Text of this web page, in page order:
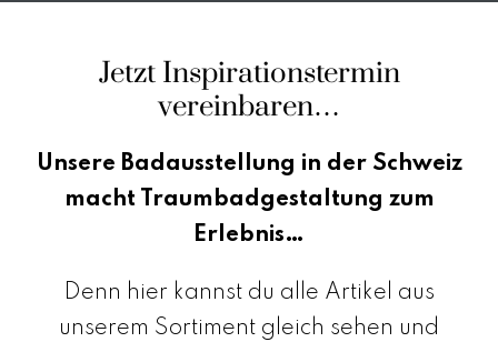
Jetzt Inspirationstermin
vereinbaren…
Unsere Badausstellung in der Schweiz
macht Traumbadgestaltung zum
Erlebnis…
Denn hier kannst du alle Artikel aus
unserem Sortiment gleich sehen und